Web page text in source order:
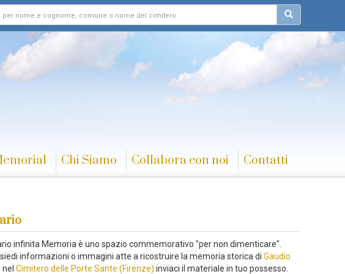
Chi Siamo Collabora con noi Contatti
infinita Memoria è uno spazio commemorativo "per non dimenticare".
informazioni o immagini atte a ricostruire la memoria storica di Gaudio
nel Cimitero delle Porte Sante (Firenze) inviaci il materiale in tuo possesso.